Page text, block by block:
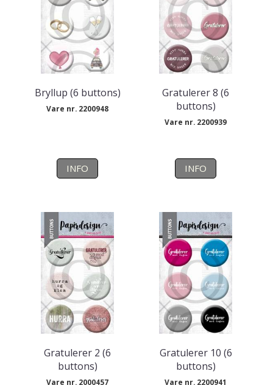
Bryllup (6 buttons)
Vare nr. 2200948
INFO
Gratulerer 8 (6
buttons)
Vare nr. 2200939
INFO
Gratulerer 2 (6
buttons)
Vare nr. 2000457
Gratulerer 10 (6
buttons)
Vare nr. 2200941